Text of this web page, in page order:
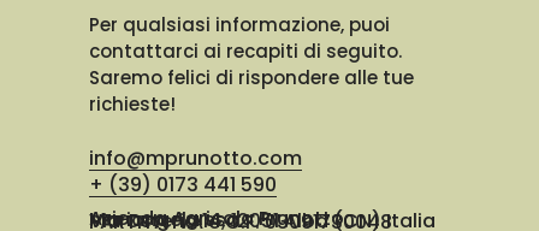
Per qualsiasi informazione, puoi
contattarci ai recapiti di seguito.
Saremo felici di rispondere alle tue
richieste!
info@mprunotto.com
+ (39) 0173 441 590
Azienda Agricola Prunotto Mariangela ssa
Via Osteria 14, 12051 Alba (CN) Italia
PARTITA IVA e C.F. 03091730048